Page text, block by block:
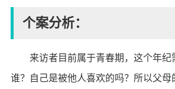
个案分析：
来访者目前属于青春期，这个年纪
谁？自己是被他人喜欢的吗？所以父母